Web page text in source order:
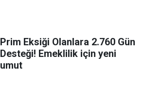
Prim Eksiği Olanlara 2.760 Gün
Desteği! Emeklilik için yeni
umut